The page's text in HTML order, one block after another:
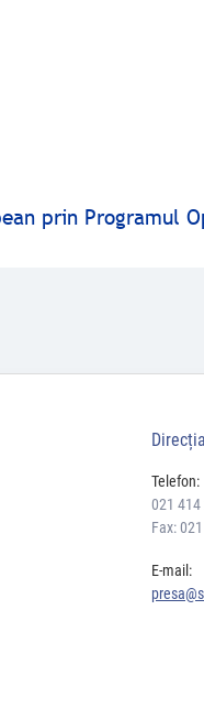
prin Programul
Telefon:
021 414
Fax:
E-mail: